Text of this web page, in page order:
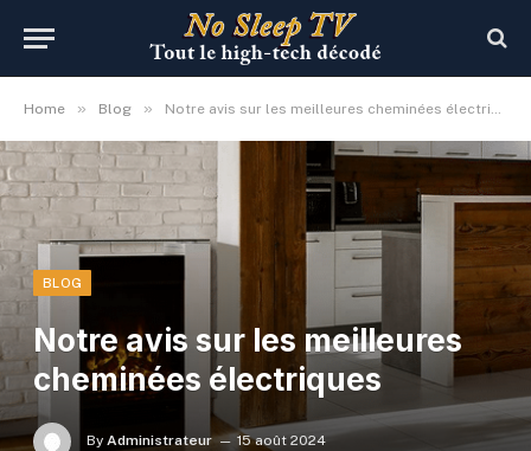
Home » Blog » Notre avis sur les meilleures cheminées électriques
BLOG
Notre avis sur les meilleures
cheminées électriques
By Administrateur
15 août 2024